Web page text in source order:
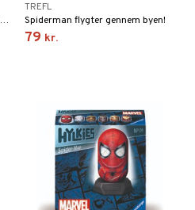
Leg superheltelege med dine yndlings-actionfigurer!
TREFL
Spiderman flygter gennem byen!
79 kr.